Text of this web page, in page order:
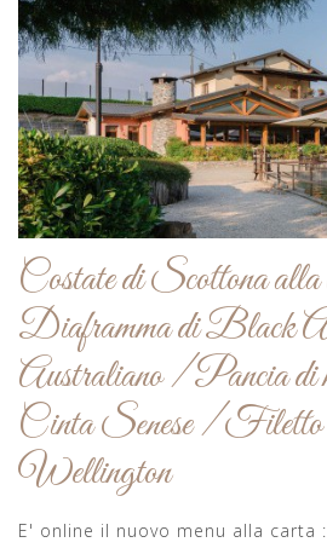
Costate di Scottona
Diaframma di Black
Australiano / Pancia di
Cinta Senese / Filetto
Wellington
E' online il nuovo menu alla carta